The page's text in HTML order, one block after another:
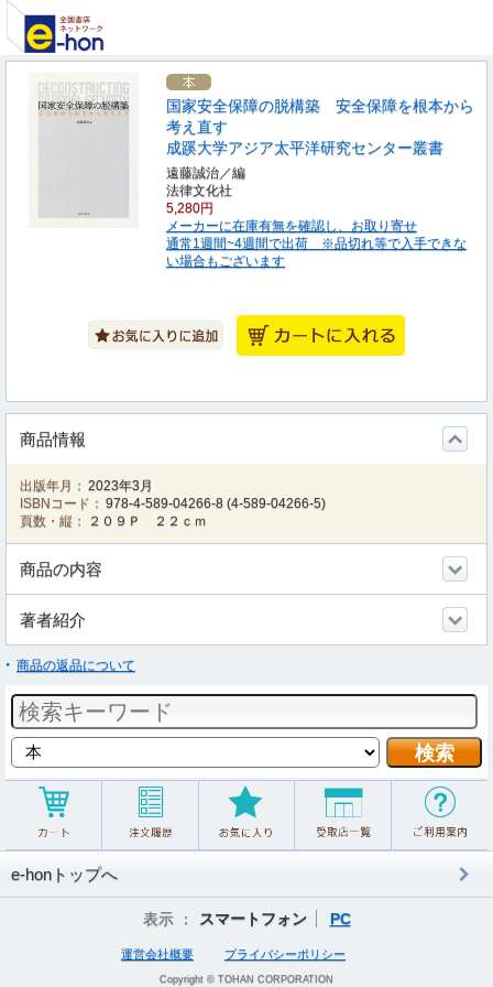
国家安全保障の脱構築 安全保障を根本から
考え直す
成蹊大学アジア太平洋研究センター叢書
遠藤誠治／編
法律文化社
5,280円
メーカーに在庫有無を確認し、お取り寄せ
通常1週間~4週間で出荷 ※品切れ等で入手できな
い場合もございます
商品情報
出版年月： 2023年3月
ISBNコード： 978-4-589-04266-8 (4-589-04266-5)
頁数・縦：
２０９Ｐ ２２ｃｍ
商品の内容
著者紹介
商品の返品について
e-honトップへ
表示 ： スマートフォン PC
運営会社概要 プライバシーポリシー
Copyright © TOHAN CORPORATION